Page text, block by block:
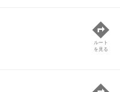
ルート
を見る